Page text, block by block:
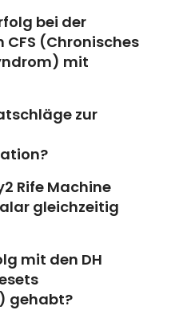
bei der
(Chronisches
mit
zur
Rife Machine
gleichzeitig
mit den DH
gehabt?